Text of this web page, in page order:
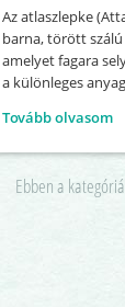
Az atlaszlepke
barna, törött
amelyet fagara
a különleges
bebábozódás
általában 3–5
Így válik a
Tovább olvasom
Ebben a